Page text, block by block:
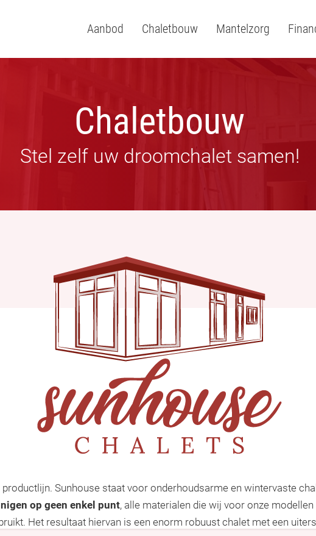
Chaletbouw
Stel zelf uw droomchalet samen!
Sunhouse staat voor onderhoudsarme en wintervaste
op geen enkel punt, alle materialen die wij voor onze
Het resultaat hiervan is een enorm robuust chalet met een
Aanbod Chaletbouw Mantelzorg